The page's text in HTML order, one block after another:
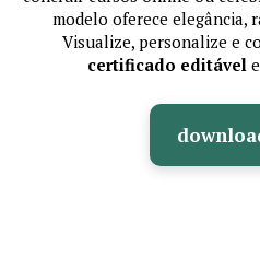
modelo oferece elegância,
Visualize, personalize e
certificado editável